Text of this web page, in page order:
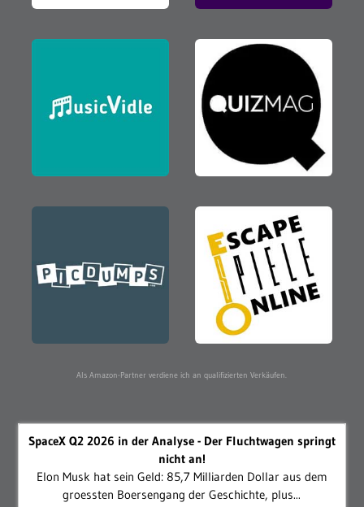
Als Amazon-Partner verdiene ich an qualifizierten Verkäufen.
SpaceX Q2 2026 in der Analyse - Der Fluchtwagen springt
nicht an!
Elon Musk hat sein Geld: 85,7 Milliarden Dollar aus dem
groessten Boersengang der Geschichte, plus...